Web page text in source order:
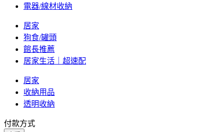
電器/線材收納
居家
狗食/罐頭
館長推薦
居家生活｜超速配
居家
收納用品
透明收納
付款方式